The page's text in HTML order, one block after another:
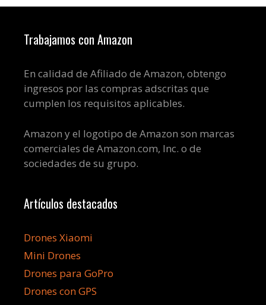
Trabajamos con Amazon
En calidad de Afiliado de Amazon, obtengo
ingresos por las compras adscritas que
cumplen los requisitos aplicables.
Amazon y el logotipo de Amazon son marcas
comerciales de Amazon.com, Inc. o de
sociedades de su grupo.
Artículos destacados
Drones Xiaomi
Mini Drones
Drones para GoPro
Drones con GPS